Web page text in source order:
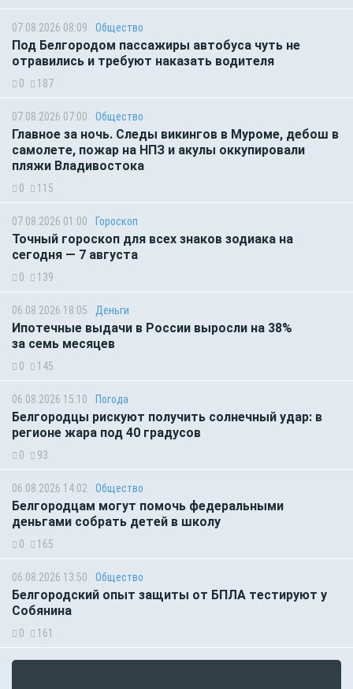
07.08.2026 08:09 Общество
Под Белгородом пассажиры автобуса чуть не
отравились и требуют наказать водителя
0 187
07.08.2026 07:00 Общество
Главное за ночь. Следы викингов в Муроме, дебош в
самолете, пожар на НПЗ и акулы оккупировали
пляжи Владивостока
0 115
07.08.2026 01:00 Гороскоп
Точный гороскоп для всех знаков зодиака на
сегодня — 7 августа
0 139
06.08.2026 18:05 Деньги
Ипотечные выдачи в России выросли на 38%
за семь месяцев
0 145
06.08.2026 15:10 Погода
Белгородцы рискуют получить солнечный удар: в
регионе жара под 40 градусов
0 93
06.08.2026 14:02 Общество
Белгородцам могут помочь федеральными
деньгами собрать детей в школу
0 165
06.08.2026 13:50 Общество
Белгородский опыт защиты от БПЛА тестируют у
Собянина
0 161